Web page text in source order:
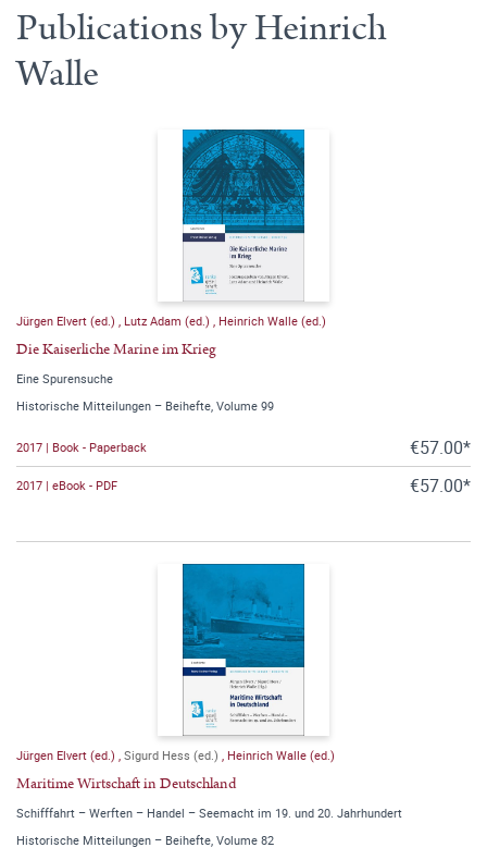
Publications by Heinrich
Walle
Jürgen Elvert (ed.) Lutz Adam (ed.) Heinrich Walle (ed.)
Die Kaiserliche Marine im Krieg
Eine Spurensuche
Historische Mitteilungen – Beihefte, Volume 99
2017 | Book - Paperback €57.00*
2017 | eBook - PDF €57.00*
Jürgen Elvert (ed.) Sigurd Hess (ed.) Heinrich Walle (ed.)
Maritime Wirtschaft in Deutschland
Schifffahrt – Werften – Handel – Seemacht im 19. und 20. Jahrhundert
Historische Mitteilungen – Beihefte, Volume 82